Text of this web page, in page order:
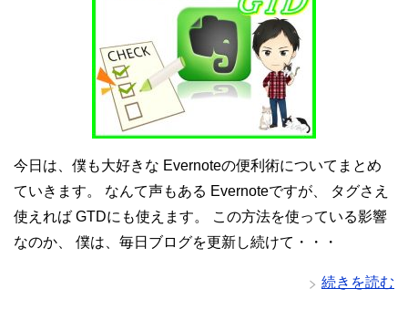
今日は、僕も大好きな Evernoteの便利術についてまとめ
ていきます。 なんて声もある Evernoteですが、 タグさえ
使えれば GTDにも使えます。 この方法を使っている影響
なのか、 僕は、毎日ブログを更新し続けて・・・
続きを読む